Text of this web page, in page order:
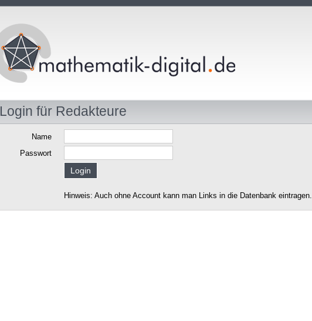
Login für Redakteure
Name
Passwort
Hinweis: Auch ohne Account kann man Links in die Datenbank eintragen.